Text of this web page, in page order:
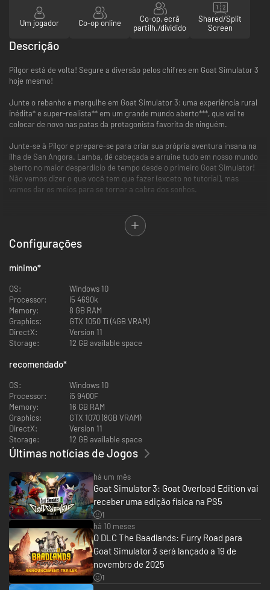
Um jogador Co-op online
Co-op, ecrã
partilh./dividido
Shared/Split
Screen
Descrição
Pilgor está de volta! Segure a diversão pelos chifres em Goat Simulator 3
hoje mesmo!
Junte o rebanho e mergulhe em Goat Simulator 3: uma experiência rural
inédita* e super-realista** em um grande mundo aberto***, que vai te
colocar de novo nas patas da protagonista favorita de ninguém.
Junte-se à Pilgor e prepare-se para criar sua própria aventura insana na
ilha de San Angora. Lamba, dê cabeçada e arruíne tudo em nosso mundo
aberto no maior desperdício de tempo desde o primeiro Goat Simulator!
Não vamos dizer o que você tem que fazer (exceto no tutorial), mas
vamos dar os meios para se tornar a cabra dos sonhos.
para isso! Em Goat Simulator 3, você pode convidar até três pessoas no
modo cooperativo local ou online para destruir tudo como um time ou
competir nos minijogos e perder as amizades no processo. E não
esquenta, porque tem trocentas opções de personalização para que você
e sua turma não se confundam.
Configurações
mínimo*
OS:
Windows 10
Processor:
i5 4690k
Memory:
8 GB RAM
Graphics:
GTX 1050 Ti (4GB VRAM)
DirectX:
Version 11
Storage:
12 GB available space
recomendado*
OS:
Windows 10
Processor:
i5 9400F
Memory:
16 GB RAM
Graphics:
GTX 1070 (8GB VRAM)
DirectX:
Version 11
Storage:
12 GB available space
Últimas notícias de Jogos
há um mês
Goat Simulator 3: Goat Overload Edition vai
receber uma edição física na PS5
1
há 10 meses
O DLC The Baadlands: Furry Road para
Goat Simulator 3 será lançado a 19 de
novembro de 2025
1